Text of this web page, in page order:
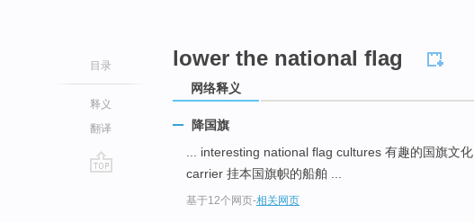
目录
释义
翻译
lower the national flag
网络释义
降国旗
... interesting national flag cultures 有趣的国旗文化
carrier 挂本国旗帜的船舶 ...
基于12个网页-相关网页